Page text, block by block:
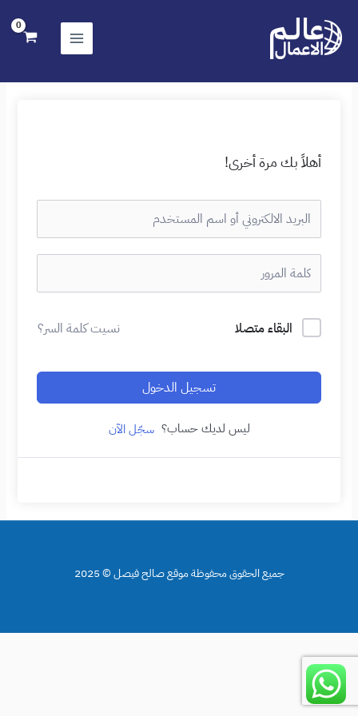
المحتوى
أهلاً بك مرة أخرى!
البقاء متصلا نسيت كلمة السر؟
تسجيل الدخول
ليس لديك حساب؟ سجّل الآن
جميع الحقوق محفوظة موقع صالح فيصل © 2025